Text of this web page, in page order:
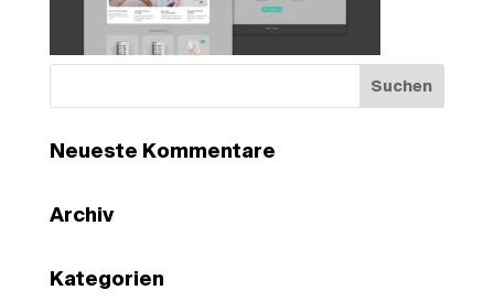
Neueste Kommentare
Archiv
Kategorien